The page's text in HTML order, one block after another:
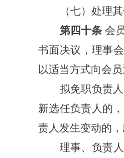
（七）处理
第四十条 会
书面决议，理事
以适当方式向会
拟免职负责
新选任负责人的
责人发生变动的
理事、负责